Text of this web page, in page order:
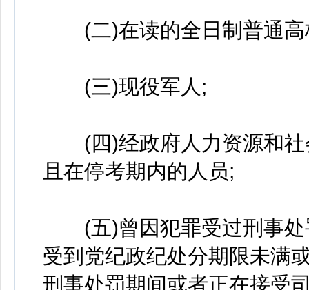
(二)在读的全日制普通高
(三)现役军人;
(四)经政府人力资源和社
且在停考期内的人员;
(五)曾因犯罪受过刑事处
受到党纪政纪处分期限未满
刑事处罚期间或者正在接受